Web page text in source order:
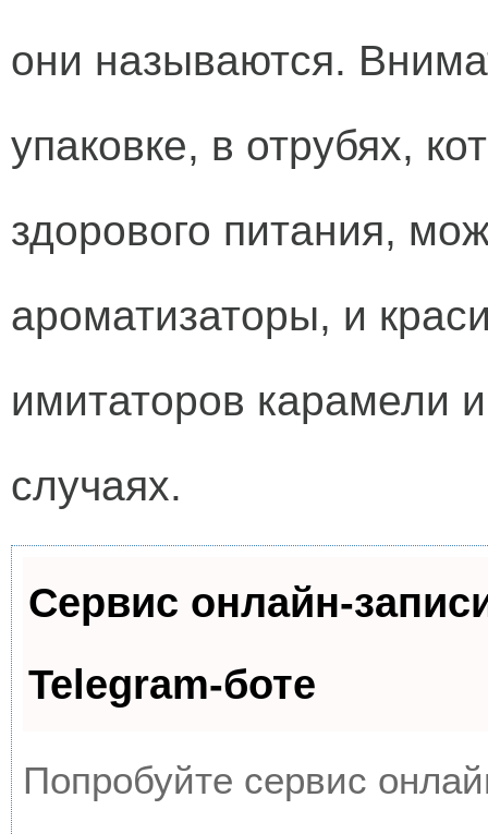
они называются.
упаковке, в отрубях,
здорового питания,
ароматизаторы, и
имитаторов карамели
случаях.
Сервис онлайн-
Telegram-боте
Попробуйте сервис